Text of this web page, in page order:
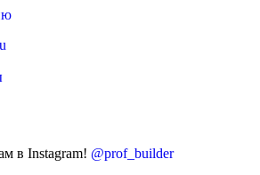
в Instagram! @prof_builder